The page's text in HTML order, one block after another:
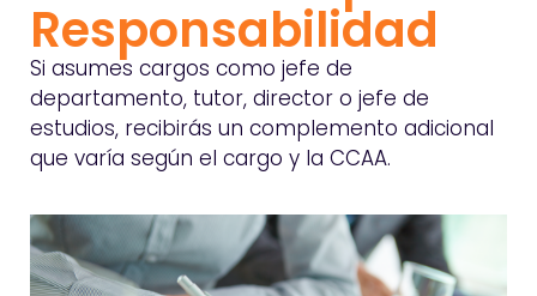
Responsabilidad
Si asumes cargos como jefe de
departamento, tutor, director o jefe de
estudios, recibirás un complemento adicional
que varía según el cargo y la CCAA.